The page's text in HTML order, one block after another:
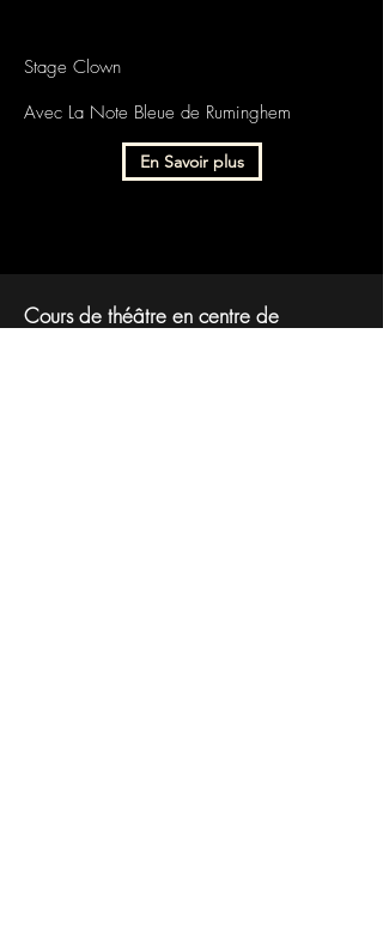
Stage Clown
Avec La Note Bleue de Ruminghem
En Savoir plus
Cours de théâtre en centre de